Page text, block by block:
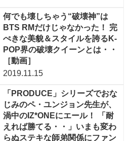
何でも壊しちゃう“破壊神”は
BTS RMだけじゃなかった！ 完
ぺきな美貌＆スタイルを誇るK-
POP界の破壊クイーンとは・・
［動画］
2019.11.15
「PRODUCE」シリーズでおな
じみのペ・ユンジョン先生が、
渦中のIZ*ONEにエール！ 「耐
えれば勝てる・・」いまも変わ
らぬステキな師弟関係にファン